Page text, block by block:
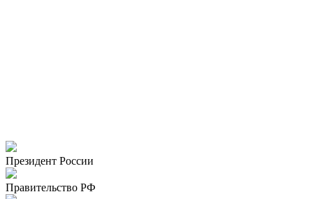
Президент России
Правительство РФ